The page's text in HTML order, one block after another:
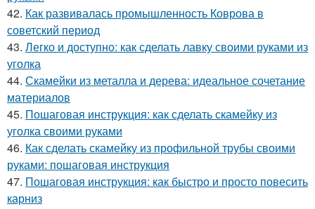
42. Как развивалась промышленность Коврова в
советский период
43. Легко и доступно: как сделать лавку своими руками из
уголка
44. Скамейки из металла и дерева: идеальное сочетание
материалов
45. Пошаговая инструкция: как сделать скамейку из
уголка своими руками
46. Как сделать скамейку из профильной трубы своими
руками: пошаговая инструкция
47. Пошаговая инструкция: как быстро и просто повесить
карниз